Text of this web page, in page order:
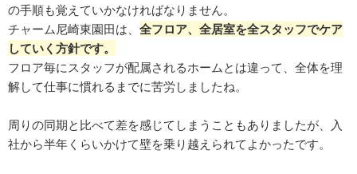
の手順も覚えていかなければなりません。
チャーム尼崎東園田は、 全フロア、全居室を全スタッフでケア
していく方針です。
フロア毎にスタッフが配属されるホームとは違って、全体を理
解して仕事に慣れるまでに苦労しましたね。
周りの同期と比べて差を感じてしまうこともありましたが、入
社から半年くらいかけて壁を乗り越えられてよかったです。